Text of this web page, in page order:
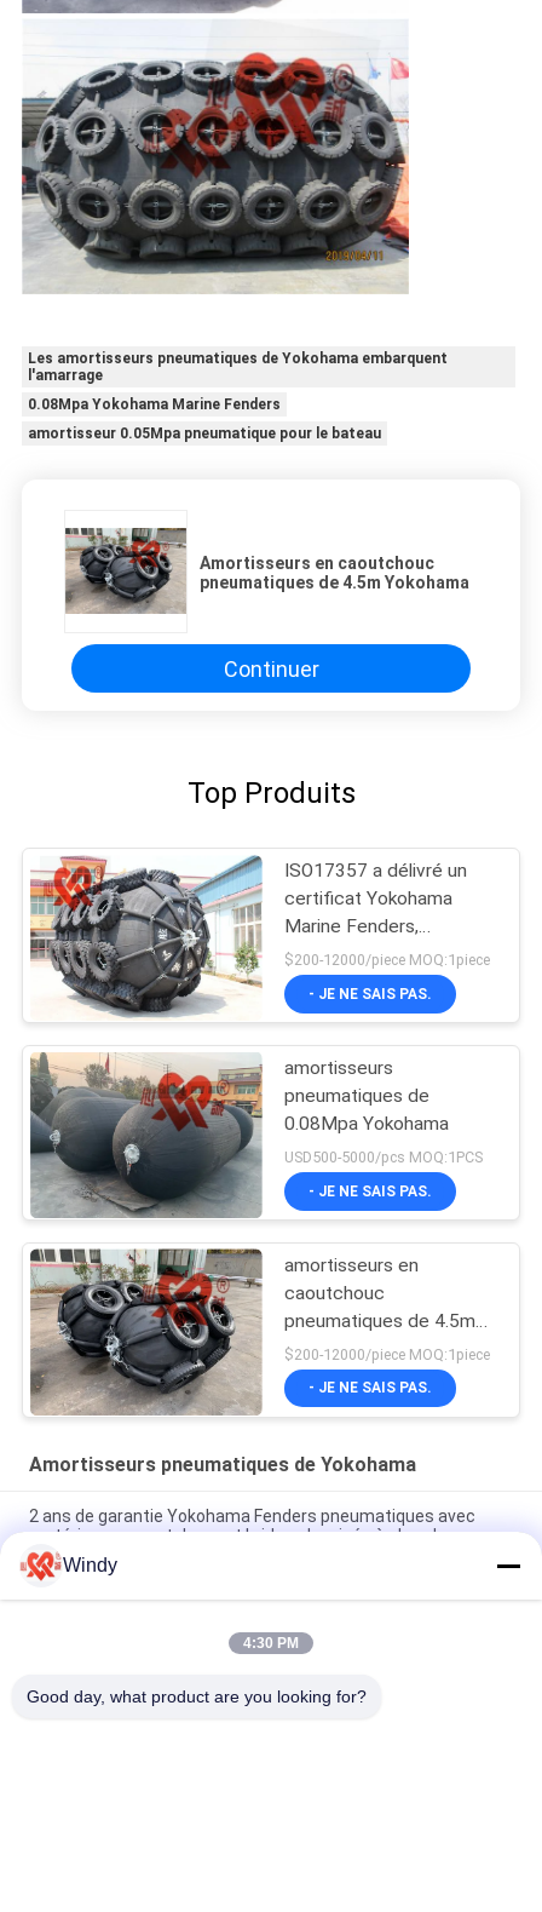
Les amortisseurs pneumatiques de Yokohama embarquent
l'amarrage
0.08Mpa Yokohama Marine Fenders
amortisseur 0.05Mpa pneumatique pour le bateau
Amortisseurs en caoutchouc
pneumatiques de 4.5m Yokohama
Continuer
Top Produits
ISO17357 a délivré un
certificat Yokohama
Marine Fenders,
amortisseur en
caoutchouc
pneumatique
$200-12000/piece MOQ:1piece
- JE NE SAIS PAS.
amortisseurs
pneumatiques de
0.08Mpa Yokohama
USD500-5000/pcs MOQ:1PCS
- JE NE SAIS PAS.
amortisseurs en
caoutchouc
pneumatiques de 4.5m
Yokohama
$200-12000/piece MOQ:1piece
- JE NE SAIS PAS.
Amortisseurs pneumatiques de Yokohama
2 ans de garantie Yokohama Fenders pneumatiques avec
matériau en caoutchouc et bride galvanisée à chaud
Galvanisation à chaud Yokohama Marine Fender pour une
protection durable des pièces marines
Fenders pneumatiques en caoutchouc Yokohama pour la
Windy
4:30 PM
Good day, what product are you looking for?